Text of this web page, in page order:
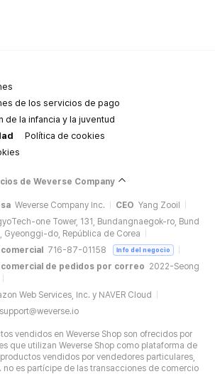
de los servicios de pago
la infancia y la juventud
Política de cookies
de Weverse Company
Weverse Company Inc. CEO Yang Zooil
one Tower, 131, Bundangnaegok-ro, Bund
do, República de Corea
716-87-01158 Info del negocio
de pedidos por correo 2022-Seong
Web Services, Inc. y NAVER Cloud
support@weverse.io
vendidos en Weverse Shop son ofrecidos por
que utilizan Weverse Shop como plataforma de
vendidos por vendedores particulares,
no es partícipe de las transacciones de comercio